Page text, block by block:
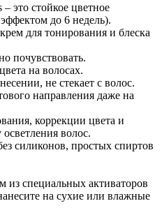
это стойкое цветное
до 6 недель).
для тонирования и блеска
почувствовать.
на волосах.
не стекает с волос.
направления даже на
коррекции цвета и
волос.
силиконов, простых спиртов
из специальных активаторов
на сухие или влажные